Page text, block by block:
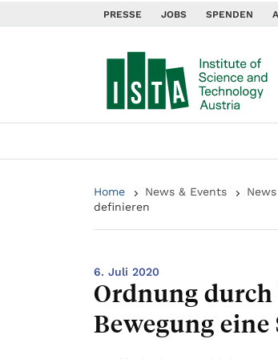
PRESSE JOBS SPENDEN
Home News & Events News
definieren
6. Juli 2020
Ordnung
Bewegung